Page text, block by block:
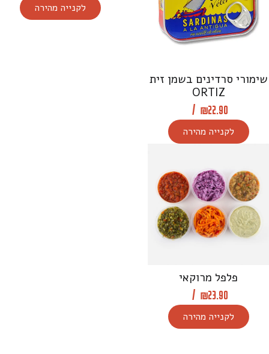
שימורי סרדינים בשמן זית
ORTIZ
₪22.90
/
לקנייה מהירה
לקנייה מהירה
פלפל מרוקאי
₪23.90
/
לקנייה מהירה